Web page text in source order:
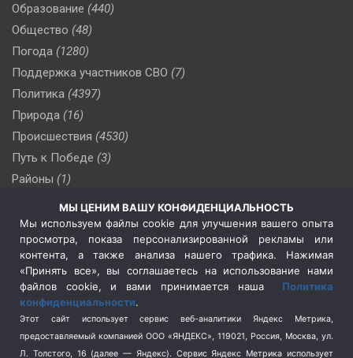
Образование (440)
Общество (48)
Погода (1280)
Поддержка участников СВО (7)
Политика (4397)
Природа (16)
Происшествия (4530)
Путь к Победе (3)
Районы (1)
(510)
Сельское хозяйство (3)
Социальная политика
(3)
Спецоперация в Украине
Спецоперация на Украине
(404)
Спорт (740)
Терроризм (1)
МЫ ЦЕНИМ ВАШУ КОНФИДЕНЦИАЛЬНОСТЬ
Мы используем файлы cookie для улучшения вашего опыта
просмотра, показа персонализированной рекламы или
контента, а также анализа нашего трафика. Нажимая
«Принять все», вы соглашаетесь на использование нами
файлов cookie, и вами принимается наша Политика
конфиденциальности.
Этот сайт использует сервис веб-аналитики Яндекс Метрика,
предоставляемый компанией ООО «ЯНДЕКС», 119021, Россия, Москва, ул.
Л. Толстого, 16 (далее — Яндекс). Сервис Яндекс Метрика использует